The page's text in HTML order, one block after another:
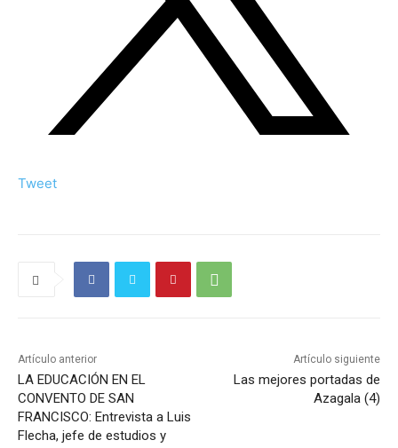
Tweet
Artículo anterior
LA EDUCACIÓN EN EL
CONVENTO DE SAN
FRANCISCO: Entrevista a Luis
Flecha, jefe de estudios y
Artículo siguiente
Las mejores portadas de
Azagala (4)